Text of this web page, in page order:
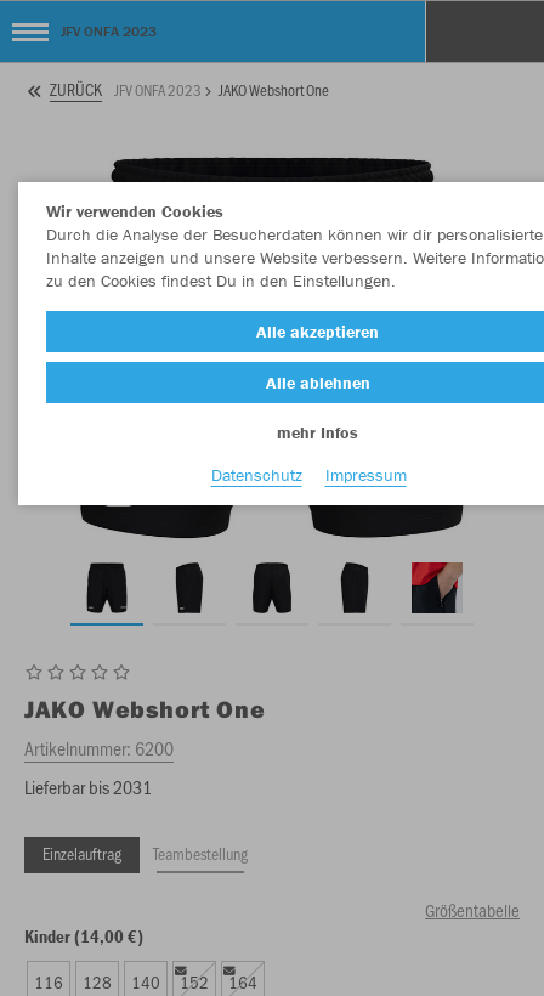
JFV ONFA 2023
ZURÜCK JFV ONFA 2023 JAKO Webshort One
JAKO Webshort One
Artikelnummer: 6200
Lieferbar bis 2031
Einzelauftrag Teambestellung
Größentabelle
Kinder (14,00 €)
116 128 140 152 164
Wir verwenden Cookies
Durch die Analyse der Besucherdaten können wir dir personalisierte
Inhalte anzeigen und unsere Website verbessern. Weitere
zu den Cookies findest Du in den Einstellungen.
Alle akzeptieren
Alle ablehnen
mehr Infos
Datenschutz
Impressum